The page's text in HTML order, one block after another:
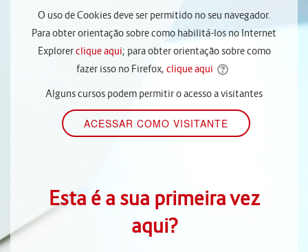
O uso de Cookies deve ser permitido no seu navegador.
Para obter orientação sobre como habilitá-los no Internet
Explorerclique aqui; para obter orientação sobre como
fazer isso no Firefox, clique aqui
Alguns cursos podem permitir o acesso a visitantes
Esta é a sua primeira vez
aqui?